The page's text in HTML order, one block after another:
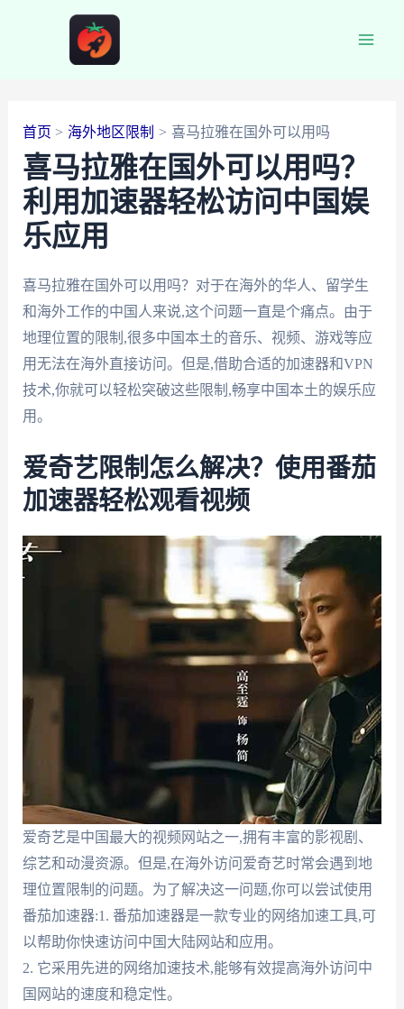
首页 海外地区限制 喜马拉雅在国外可以用吗
喜马拉雅在国外可以用吗？
利用加速器轻松访问中国娱
乐应用
喜马拉雅在国外可以用吗？对于在海外的华人、留学生
和海外工作的中国人来说,这个问题一直是个痛点。由于
地理位置的限制,很多中国本土的音乐、视频、游戏等应
用无法在海外直接访问。但是,借助合适的加速器和VPN
技术,你就可以轻松突破这些限制,畅享中国本土的娱乐应
用。
爱奇艺限制怎么解决？使用番茄
加速器轻松观看视频
爱奇艺是中国最大的视频网站之一,拥有丰富的影视剧、
综艺和动漫资源。但是,在海外访问爱奇艺时常会遇到地
理位置限制的问题。为了解决这一问题,你可以尝试使用
番茄加速器:1. 番茄加速器是一款专业的网络加速工具,可
以帮助你快速访问中国大陆网站和应用。
2. 它采用先进的网络加速技术,能够有效提高海外访问中
国网站的速度和稳定性。